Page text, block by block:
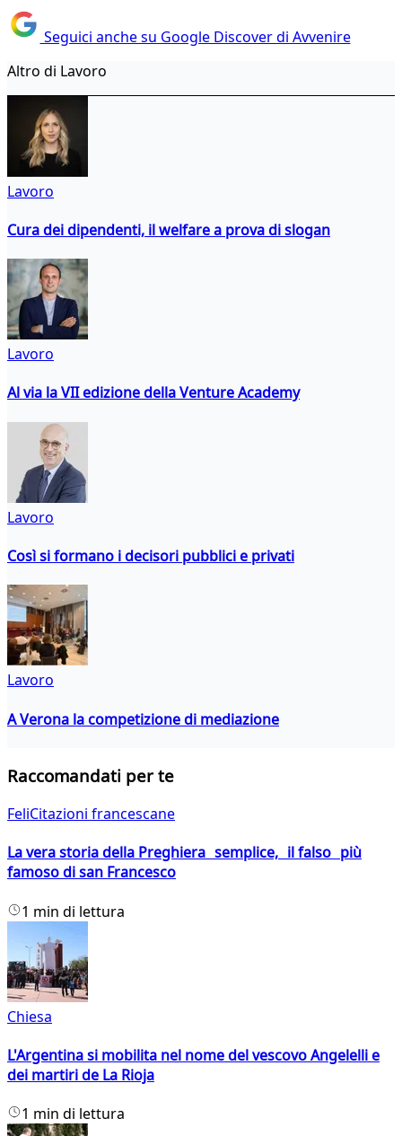
Seguici anche su Google Discover di Avvenire
Altro di Lavoro
Lavoro
Cura dei dipendenti, il welfare a prova di slogan
Lavoro
Al via la VII edizione della Venture Academy
Lavoro
Così si formano i decisori pubblici e privati
Lavoro
A Verona la competizione di mediazione
Raccomandati per te
FeliCitazioni francescane
La vera storia della Preghiera semplice, il falso più
famoso di san Francesco
1 min di lettura
Chiesa
L'Argentina si mobilita nel nome del vescovo Angelelli e
dei martiri de La Rioja
1 min di lettura